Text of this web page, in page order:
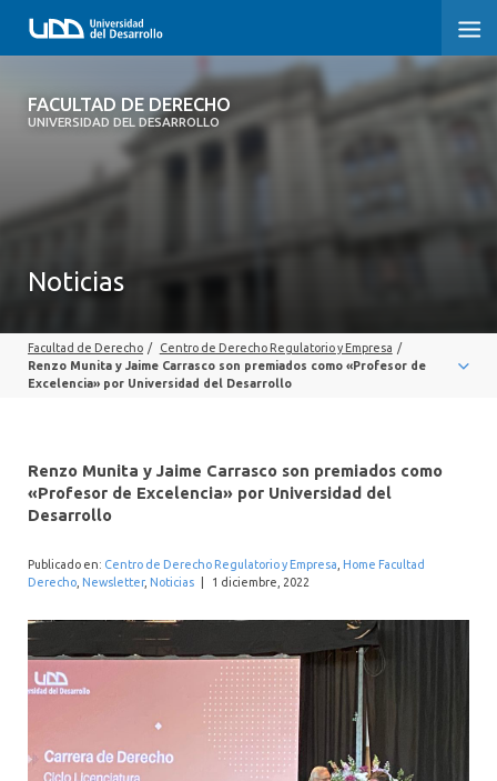
FACULTAD DE DERECHO
UNIVERSIDAD DEL DESARROLLO
FACULTAD DE DERECHO
SOBRE LA FACULTAD
PROFESORES
INTERNACIONAL
Noticias
Facultad de Derecho / Centro de Derecho Regulatorio y Empresa /
Renzo Munita y Jaime Carrasco son premiados como «Profesor de
Excelencia» por Universidad del Desarrollo
Renzo Munita y Jaime Carrasco son premiados como
«Profesor de Excelencia» por Universidad del
Desarrollo
Publicado en: Centro de Derecho Regulatorio y Empresa Home Facultad
Derecho Newsletter, Noticias 1 diciembre, 2022